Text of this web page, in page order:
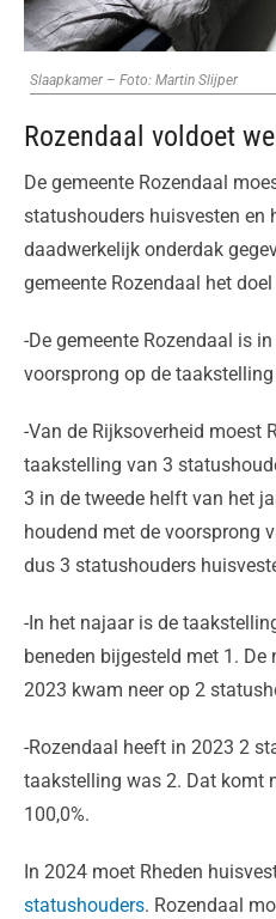
Slaapkamer – Foto: Martin Slijper
Rozendaal voldoet
De gemeente Rozendaal
statushouders huisvesten en
daadwerkelijk onderdak
gemeente Rozendaal het
-De gemeente Rozendaal is
voorsprong op de
-Van de Rijksoverheid moest
taakstelling van 3
3 in de tweede helft van het
houdend met de voorsprong
dus 3 statushouders
-In het najaar is de
beneden bijgesteld met 1.
2023 kwam neer op 2
-Rozendaal heeft in 2023 2
taakstelling was 2. Dat komt
100,0%.
In 2024 moet Rheden
statushouders. Rozendaal